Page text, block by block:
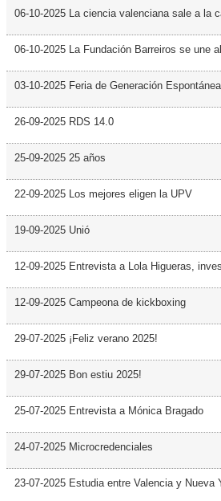
06-10-2025 La ciencia valenciana sale a la
06-10-2025 La Fundación Barreiros se une
03-10-2025 Feria de Generación Espontánea
26-09-2025 RDS 14.0
25-09-2025 25 años
22-09-2025 Los mejores eligen la UPV
19-09-2025 Unió
12-09-2025 Entrevista a Lola Higueras,
12-09-2025 Campeona de kickboxing
29-07-2025 ¡Feliz verano 2025!
29-07-2025 Bon estiu 2025!
25-07-2025 Entrevista a Mónica Bragado
24-07-2025 Microcredenciales
23-07-2025 Estudia entre Valencia y Nueva